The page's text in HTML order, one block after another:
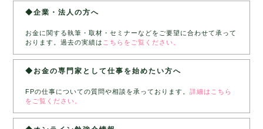
◆企業・法人の方へ
お金に関する執筆・取材・セミナーなどをご要望に合わせて承って
おります。過去の実績は こちらをご覧ください。
◆お金の専門家として仕事を始めたい方へ
FPの仕事についての質問や相談を承っております。詳細はこちら
をご覧ください。